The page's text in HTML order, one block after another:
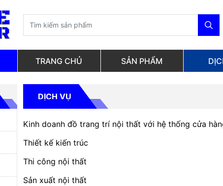
TRANG CHỦ SẢN PHẨM
DỊCH VỤ
Kinh doanh đồ trang trí nội thất với hệ thống cửa
Thiết kế kiến trúc
Thi công nội thất
Sản xuất nội thất